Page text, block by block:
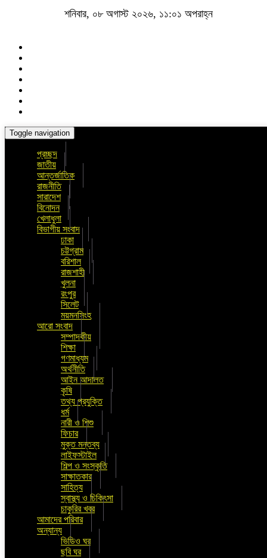
শনিবার, ০৮ অগাস্ট ২০২৬, ১১:০১ অপরাহ্ন
Toggle navigation
প্রচ্ছদ
জাতীয়
আন্তর্জাতিক
রাজনীতি
সারাদেশ
বিনোদন
খেলাধুলা
বিভাগীয় সংবাদ
ঢাকা
চট্টগ্রাম
বরিশাল
রাজশাহী
খুলনা
রংপুর
সিলেট
ময়মনসিংহ
আরো সংবাদ
সম্পাদকীয়
শিক্ষা
গণমাধ্যম
অর্থনীতি
আইন আদালত
কৃষি
তথ্য প্রযুক্তি
ধর্ম
নারী ও শিশু
ফিচার
মুক্ত মন্তব্য
লাইফস্টাইল
শিল্প ও সংস্কৃতি
সাক্ষাতকার
সাহিত্য
স্বাস্থ্য ও চিকিৎসা
চাকুরির খবর
আমাদের পরিবার
অন্যান্য
ভিডিও ঘর
ছবি ঘর